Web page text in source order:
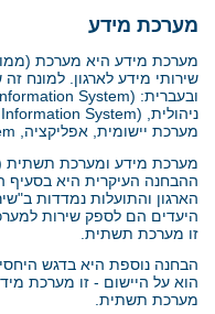
מערכת מידע
מערכת מידע היא מערכת
שירותי מידע לארגון. למונח
ובעברית: System)
ניהולית, System)
מערכת יישומית, אפליקציה,
מערכת מידע ומערכת תשתית
ההבחנה העיקרית היא בסעיף
הארגון והתועלות נמדדות
היעדים הם לספק שירות
זו מערכת תשתית.
הבחנה נוספת היא בדגש
הוא על היישום - זו מערכת
מערכת תשתית.